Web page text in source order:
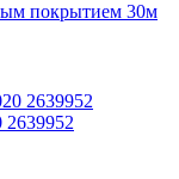
покрытием 30м